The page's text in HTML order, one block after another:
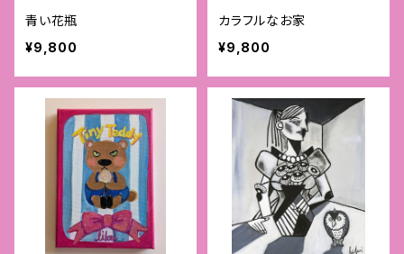
青い花瓶
¥9,800
カラフルなお家
¥9,800